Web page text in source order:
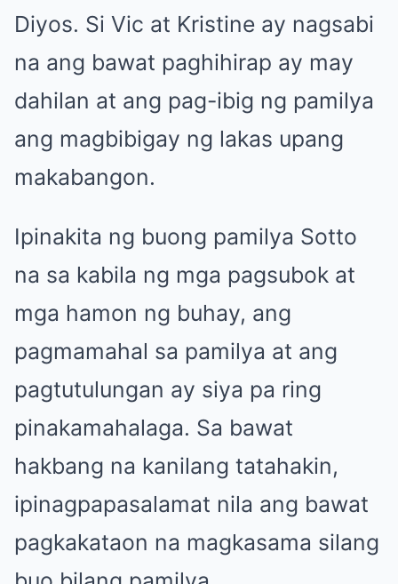
Diyos. Si Vic at Kristine ay nagsabi
na ang bawat paghihirap ay may
dahilan at ang pag-ibig ng pamilya
ang magbibigay ng lakas upang
makabangon.
Ipinakita ng buong pamilya Sotto
na sa kabila ng mga pagsubok at
mga hamon ng buhay, ang
pagmamahal sa pamilya at ang
pagtutulungan ay siya pa ring
pinakamahalaga. Sa bawat
hakbang na kanilang tatahakin,
ipinagpapasalamat nila ang bawat
pagkakataon na magkasama silang